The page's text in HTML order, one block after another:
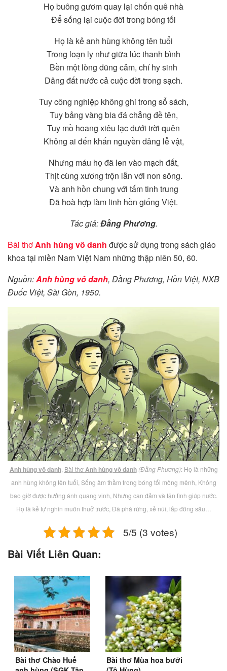
Họ buông gươm quay lại chốn quê nhà
Ðể sống lại cuộc đời trong bóng tối
Họ là kẻ anh hùng không tên tuổi
Trong loạn ly như giữa lúc thanh bình
Bền một lòng dũng cảm, chí hy sinh
Dâng đất nước cả cuộc đời trong sạch.
Tuy công nghiệp không ghi trong sổ sách,
Tuy bảng vàng bia đá chẳng đề tên,
Tuy mồ hoang xiêu lạc dưới trời quên
Không ai đến khấn nguyền dâng lễ vật,
Nhưng máu họ đã len vào mạch đất,
Thịt cùng xương trộn lẫn với non sông.
Và anh hồn chung với tấm tinh trung
Ðã hoà hợp làm linh hồn giống Việt.
Tác giả:Đằng Phương.
Bài thơAnh hùng vô danh được sử dụng trong sách giáo
khoa tại miền Nam Việt Nam những thập niên 50, 60.
Nguồn:Anh hùng vô danh, Đằng Phương, Hồn Việt, NXB
Đuốc Việt, Sài Gòn, 1950.
Anh hùng vô danh, Bài thơAnh hùng vô danh (Đằng Phương): Họ là những
anh hùng không tên tuổi, Sống âm thầm trong bóng tối mông mênh, Không
bao giờ được hưởng ánh quang vinh, Nhưng can đảm và tận tình giúp nước.
Họ là kẻ tự nghìn muôn thuở trước, Ðã phá rừng, xẻ núi, lấp đồng sâu…
5/5 (3 votes)
Bài Viết Liên Quan:
Bài thơ Chào Huế
Bài thơ Mùa hoa bưởi